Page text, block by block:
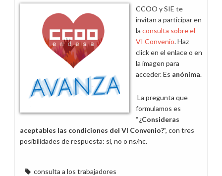
a
la
plantilla
y
busca
excluirnos
del
acuerdo
final
CCOO y SIE te
invitan a participar en
la consulta sobre el
VI Convenio. Haz
click en el enlace o en
la imagen para
acceder. Es anónima.
La pregunta que
formulamos es
“¿Consideras
aceptables las condiciones del VI Convenio?”, con tres
posibilidades de respuesta: sí, no o ns/nc.
consulta a los trabajadores